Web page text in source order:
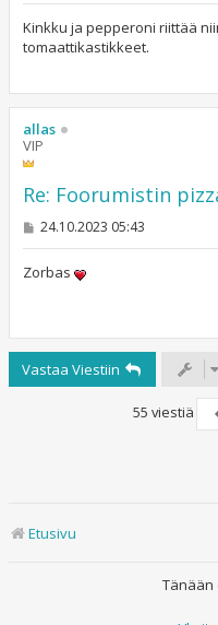
s
t
i
Kinkku ja pepperoni riittää
tomaattikastikkeet.
allas
VIP
Re: Foorumistin
V
s
24.10.2023 05:43
Zorbas
Vastaa Viestiin
55 viestiä
Etusivu
Tänään